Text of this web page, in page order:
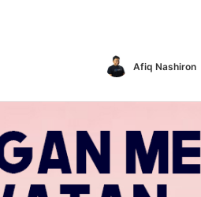
Afiq Nashiron